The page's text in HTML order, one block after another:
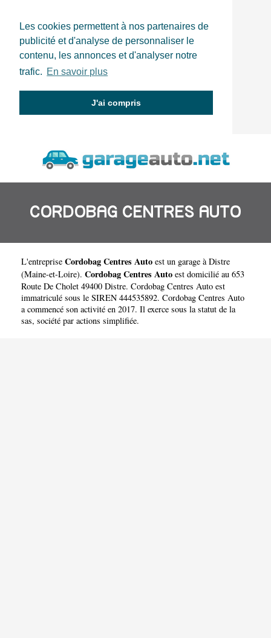
Les cookies permettent à nos partenaires de
publicité et d'analyse de personnaliser le
contenu, les annonces et d'analyser notre
trafic. En savoir plus
J'ai compris
CORDOBAG CENTRES AUTO
L'entreprise Cordobag Centres Auto est un garage à Distre
(Maine-et-Loire). Cordobag Centres Auto est domicilié au 653
Route De Cholet 49400 Distre. Cordobag Centres Auto est
immatriculé sous le SIREN 444535892. Cordobag Centres Auto
a commencé son activité en 2017. Il exerce sous la statut de la
sas, société par actions simplifiée.